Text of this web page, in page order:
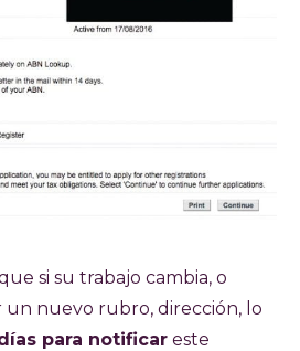
si su trabajo cambia, o
nuevo rubro, dirección, lo
para notificar este